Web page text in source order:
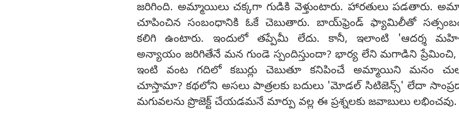
జరిగింది. అమ్మాయిలు చక్కగా గుడికి వెళ్తుంటారు. హారతులు పడతారు.
చూపించిన సంబంధానికి ఓకే చెబుతారు. బాయ్‌ఫ్రెండ్ ఫ్యామిలీతో
కలిగి ఉంటారు. ఇందులో తప్పేమీ లేదు. కానీ, ఇలాంటి 'ఆదర్శ
అన్యాయం జరిగితేనే మన గుండె స్పందిస్తుందా? భార్య లేని మగాడిని
ఇంటి వంట గదిలో కబుర్లు చెబుతూ కనిపించే అమ్మాయిని మనం
చూస్తామా? కథలోని అసలు పాత్రలకు బదులు 'మోడల్ సిటిజెన్స్' లేదా
మగువలను ప్రొజెక్ట్ చేయడమనే మార్పు వల్ల ఈ ప్రశ్నలకు జవాబులు లభించవు.